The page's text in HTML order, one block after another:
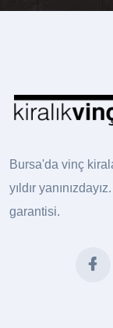
Bursa'da vinç
yıldır
garantisi.